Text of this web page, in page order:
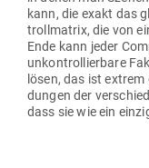
kann, die exakt das
troll­matrix, die von
Ende kann jeder
unkon­trol­lierbare
lösen, das ist
dungen der
dass sie wie ein